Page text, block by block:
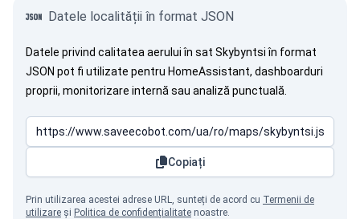
Datele localității în format JSON
Datele privind calitatea aerului în sat Skybyntsi în format
JSON pot fi utilizate pentru HomeAssistant, dashboarduri
proprii, monitorizare internă sau analiză punctuală.
Copiați
Prin utilizarea acestei adrese URL, sunteți de acord cu Termenii de
utilizare și Politica de confidențialitate noastre.